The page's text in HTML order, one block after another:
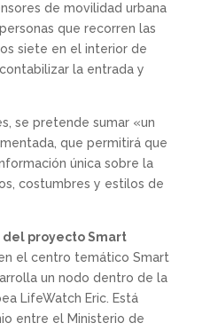
de movilidad urbana
que recorren las
siete en el interior de
la entrada y
se pretende sumar «un
que permitirá que
única sobre la
costumbres y estilos de
proyecto Smart
el centro temático Smart
un nodo dentro de la
LifeWatch Eric. Está
entre el Ministerio de